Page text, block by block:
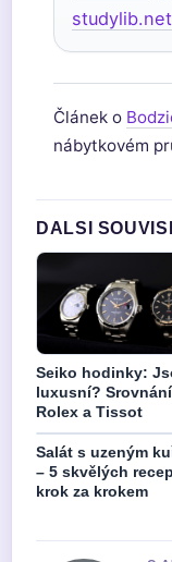
studylib.net
Článek o
nábytkovém
DALSI
Seiko hodinky:
luxusní?
Rolex a Tissot
Salát s uzeným
– 5 skvělých
krok za krokem